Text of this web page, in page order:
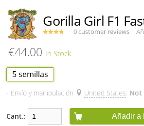
Gorilla Girl F1
0 customer reviews
€44.00
5 semillas
- Envío y manipulación United States: Not
Cant.: Añadir a